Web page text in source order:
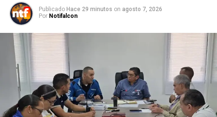
Publicado Hace 29 minutos on agosto 7, 2026
Por Notifalcon